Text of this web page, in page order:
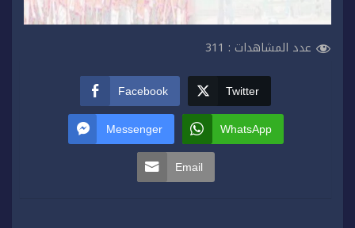
عدد المشاهدات : 311
Facebook Twitter
Messenger WhatsApp
Email